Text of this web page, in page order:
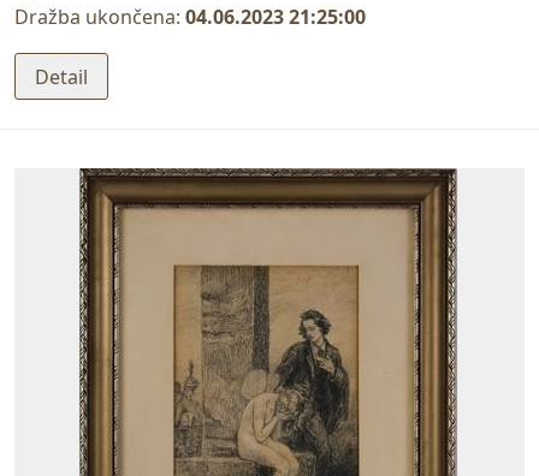
Dražba ukončena: 04.06.2023 21:25:00
Detail